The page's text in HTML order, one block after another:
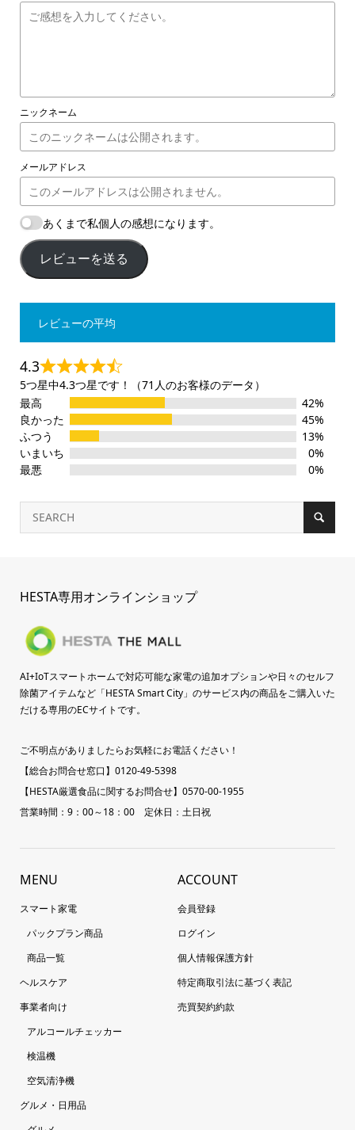
ニックネーム
メールアドレス
あくまで私個人の感想になります。
レビューを送る
レビューの平均
4.3
5つ星中4.3つ星です！（71人のお客様のデータ）
最高
42%
良かった
45%
ふつう
13%
いまいち
0%
最悪
0%
HESTA専用オンラインショップ
AI+IoTスマートホームで対応可能な家電の追加オプションや日々のセルフ
除菌アイテムなど「HESTA Smart City」のサービス内の商品をご購入いた
だける専用のECサイトです。
ご不明点がありましたらお気軽にお電話ください！
【総合お問合せ窓口】0120-49-5398
【HESTA厳選食品に関するお問合せ】0570-00-1955
営業時間：9：00～18：00 定休日：土日祝
MENU
スマート家電
パックプラン商品
商品一覧
ヘルスケア
事業者向け
アルコールチェッカー
検温機
空気清浄機
グルメ・日用品
ACCOUNT
会員登録
ログイン
個人情報保護方針
特定商取引法に基づく表記
売買契約約款